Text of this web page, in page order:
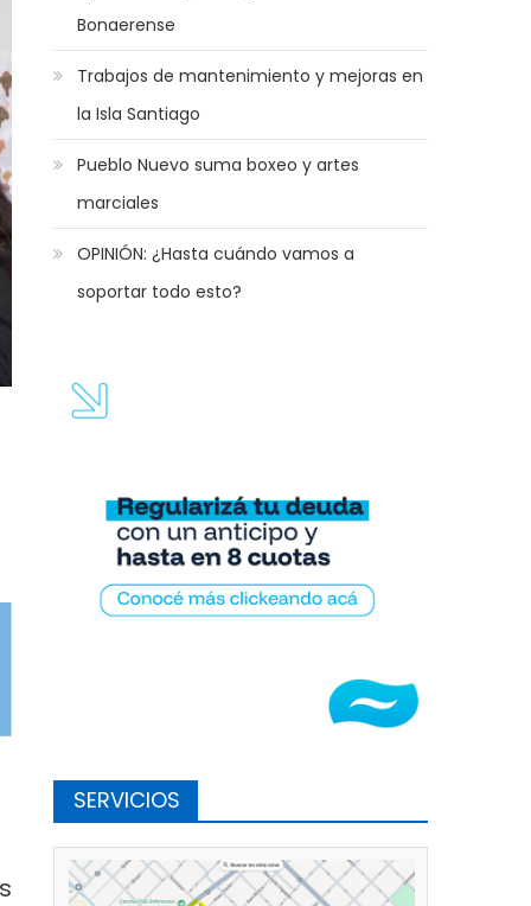
Bonaerense
Trabajos de mantenimiento y mejoras en
la Isla Santiago
Pueblo Nuevo suma boxeo y artes
marciales
OPINIÓN: ¿Hasta cuándo vamos a
soportar todo esto?
SERVICIOS